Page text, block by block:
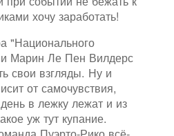
хочу заработать!
"Национального
Марин Ле Пен Вилдерс
свои взгляды. Ну и
от самочувствия,
в лежку лежат и из
уж тут купание.